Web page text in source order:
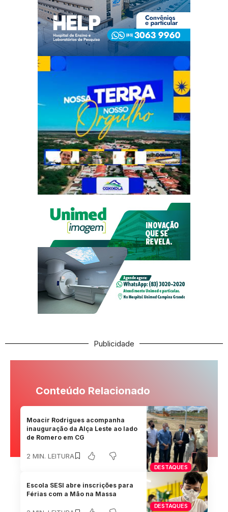
Publicidade
Conteúdo Relacionado
DESTAQUES
Moacir Rodrigues acompanha
inauguração da Alça Leste ao lado
de Romero em CG
2 MIN. LEITURA
DESTAQUES
Escola SESI abre inscrições para
Férias com a Mão na Massa